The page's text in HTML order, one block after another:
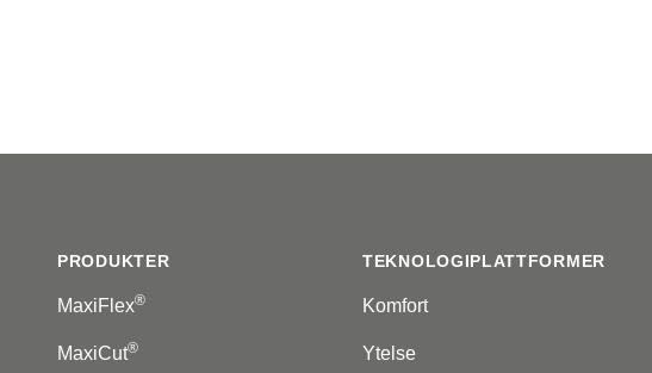
PRODUKTER
MaxiFlex®
MaxiCut®
TEKNOLOGIPLATTFORMER
Komfort
Ytelse